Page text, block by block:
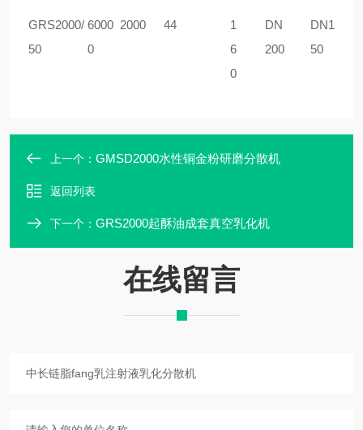
GRS2000/
50
6000
0
2000 44
1
6
0
DN
200
DN1
50
上一个： GMSD2000水性铜金粉研磨分散机
返回列表
下一个： GRS2000起酥油成套真空乳化机
在线留言